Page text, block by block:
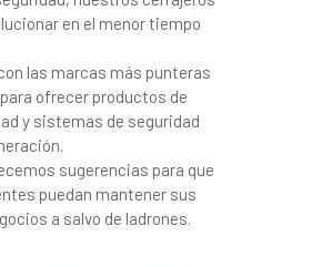
en el menor tiempo
las marcas más punteras
ofrecer productos de
y sistemas de seguridad
sugerencias para que
puedan mantener sus
a salvo de ladrones.